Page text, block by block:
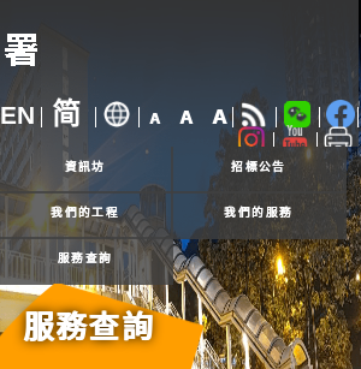
EN 简 A A A
24小時熱線 2926 4111
資訊坊 招標公告
我們的工程 我們的服務
服務查詢
服務查詢